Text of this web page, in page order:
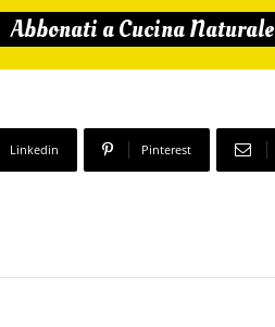
Abbonati a Cucina Naturale
Linkedin Pinterest